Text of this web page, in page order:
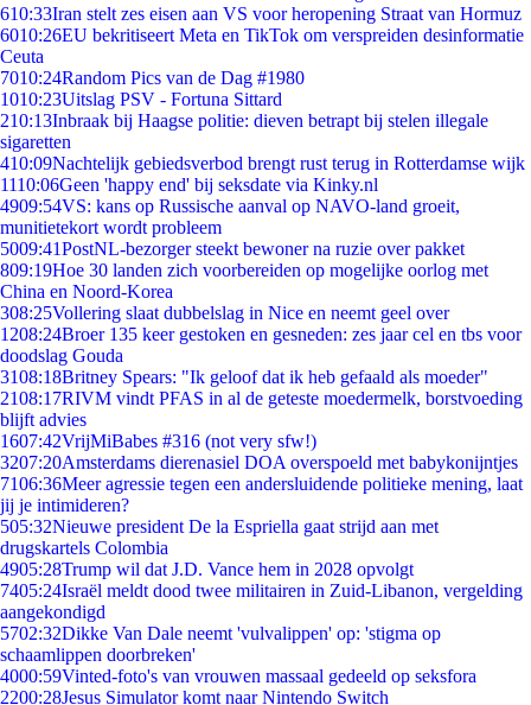
610:33Iran stelt zes eisen aan VS voor heropening Straat van Hormuz
6010:26EU bekritiseert Meta en TikTok om verspreiden desinformatie
Ceuta
7010:24Random Pics van de Dag #1980
1010:23Uitslag PSV - Fortuna Sittard
210:13Inbraak bij Haagse politie: dieven betrapt bij stelen illegale
sigaretten
410:09Nachtelijk gebiedsverbod brengt rust terug in Rotterdamse wijk
1110:06Geen 'happy end' bij seksdate via Kinky.nl
4909:54VS: kans op Russische aanval op NAVO-land groeit,
munitietekort wordt probleem
5009:41PostNL-bezorger steekt bewoner na ruzie over pakket
809:19Hoe 30 landen zich voorbereiden op mogelijke oorlog met
China en Noord-Korea
308:25Vollering slaat dubbelslag in Nice en neemt geel over
1208:24Broer 135 keer gestoken en gesneden: zes jaar cel en tbs voor
doodslag Gouda
3108:18Britney Spears: "Ik geloof dat ik heb gefaald als moeder"
2108:17RIVM vindt PFAS in al de geteste moedermelk, borstvoeding
blijft advies
1607:42VrijMiBabes #316 (not very sfw!)
3207:20Amsterdams dierenasiel DOA overspoeld met babykonijntjes
7106:36Meer agressie tegen een andersluidende politieke mening, laat
jij je intimideren?
505:32Nieuwe president De la Espriella gaat strijd aan met
drugskartels Colombia
4905:28Trump wil dat J.D. Vance hem in 2028 opvolgt
7405:24Israël meldt dood twee militairen in Zuid-Libanon, vergelding
aangekondigd
5702:32Dikke Van Dale neemt 'vulvalippen' op: 'stigma op
schaamlippen doorbreken'
4000:59Vinted-foto's van vrouwen massaal gedeeld op seksfora
2200:28Jesus Simulator komt naar Nintendo Switch